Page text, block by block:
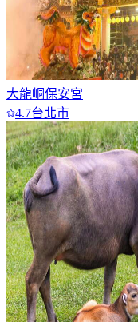
大龍峒保安宮
4.7台北市